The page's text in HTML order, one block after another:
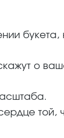
букета,
о
той,